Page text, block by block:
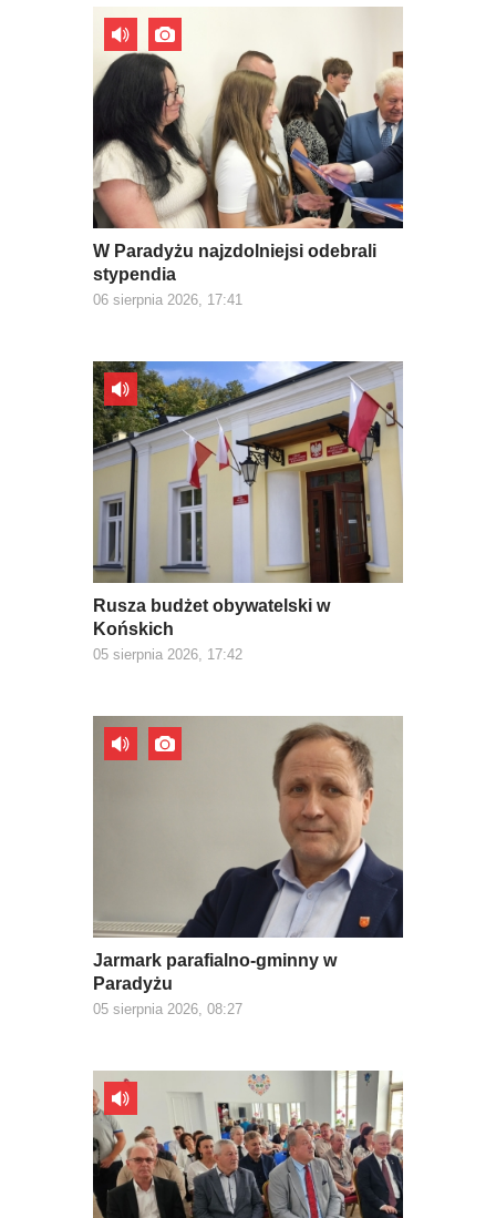
W Paradyżu najzdolniejsi odebrali
stypendia
06 sierpnia 2026, 17:41
Rusza budżet obywatelski w
Końskich
05 sierpnia 2026, 17:42
Jarmark parafialno-gminny w
Paradyżu
05 sierpnia 2026, 08:27